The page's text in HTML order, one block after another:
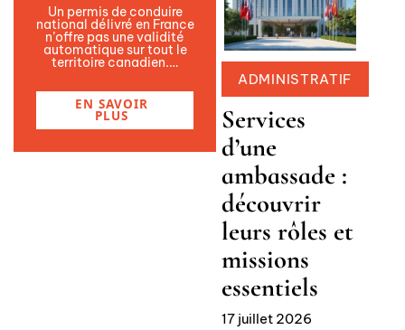
Un permis de conduire
national délivré en France
n’offre pas une validité
automatique sur tout le
territoire canadien.…
EN SAVOIR
PLUS
ADMINISTRATIF
Services
d’une
ambassade :
découvrir
leurs rôles et
missions
essentiels
17 juillet 2026